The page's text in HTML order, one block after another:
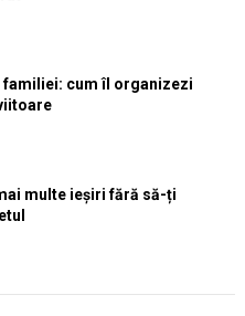
familiei: cum îl organizezi
multe ieșiri fără să-ți